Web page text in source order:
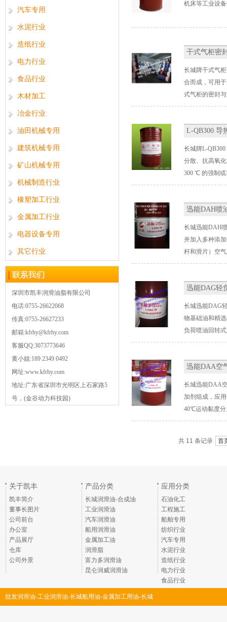
汽车专用
水泥行业
造纸行业
电力行业
食品行业
木材加工
冶金行业
油田机械专用
建筑机械专用
矿山机械专用
机械制造行业
橡塑加工行业
金属加工行业
电器设备专用
其它行业
深圳市凯丰润滑油脂有限公司
电话:0755-26622068
传真:0755-26627233
邮箱:kfrhy@kfrhy.com
客服QQ:3073773646
黄小姐:189 2349 0492
网址:www.kfrhy.com
地址:广东省深圳市光明区上石家路5
号，(金谷动力科技园)
机床等工业设
干式气柜密
长城牌干式气
合而成，可用
式气柜的密封
L-QB300 导
长城牌L-
分散、抗高氧
300 ℃ 的强制
迅能DAH喷
长城迅能DAH
并加入多种添
杆和滑片）空
迅能DAG轻
长城迅能DAG
物基础油和精
负荷喷油回转
迅能DAA空
长城迅能DAA
加剂组成，应
40℃运动黏度分
共 11 条记录 首
关于凯丰
凯丰简介
董事长图片
公司前台
办公室
产品展厅
仓库
公司外景
产品分类
长城润滑油-合成油
工业润滑油
汽车润滑油
船用润滑油
金属加工油
润滑脂
富力多润滑油
昆仑润威润滑油
应用分类
石油化工
工程施工
船舶专用
纺织行业
汽车专用
水泥行业
造纸行业
电力行业
食品行业
批发润滑油-工业润滑油-长城船用油-金属加工用油-长城